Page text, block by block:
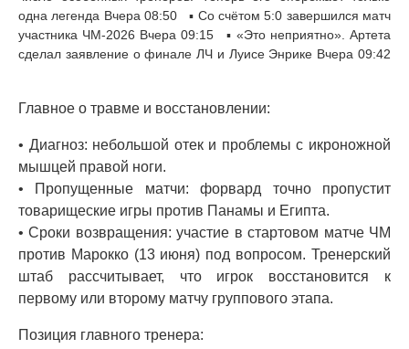
одна легенда Вчера 08:50 ▪ Со счётом 5:0 завершился матч
участника ЧМ-2026 Вчера 09:15 ▪ «Это неприятно». Артета
сделал заявление о финале ЛЧ и Луисе Энрике Вчера 09:42
Главное о травме и восстановлении:
• Диагноз: небольшой отек и проблемы с икроножной
мышцей правой ноги.
• Пропущенные матчи: форвард точно пропустит
товарищеские игры против Панамы и Египта.
• Сроки возвращения: участие в стартовом матче ЧМ
против Марокко (13 июня) под вопросом. Тренерский
штаб рассчитывает, что игрок восстановится к
первому или второму матчу группового этапа.
Позиция главного тренера: